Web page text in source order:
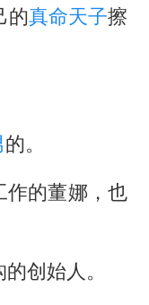
的真命天子擦
的。
作的董娜，也
创始人。